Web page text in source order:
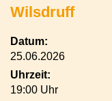
Wilsdruff
Datum:
25.06.2026
Uhrzeit:
19:00 Uhr